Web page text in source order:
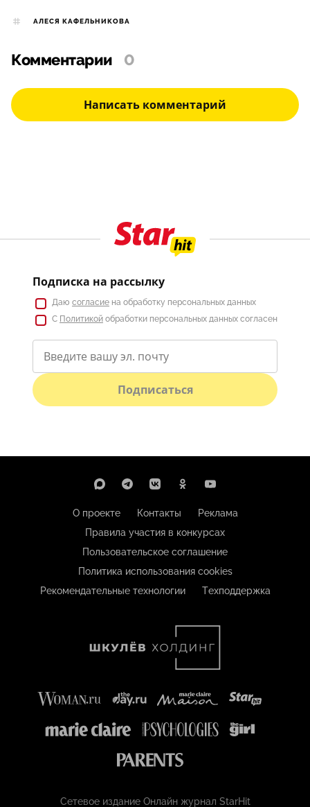
АЛЕСЯ КАФЕЛЬНИКОВА
Комментарии 0
Написать комментарий
Подписка на рассылку
Даю согласие на обработку персональных данных
С Политикой обработки персональных данных согласен
Подписаться
О проекте Контакты
Реклама
Правила участия в конкурсах
Пользовательское соглашение
Политика использования cookies
Рекомендательные технологии
Техподдержка
Сетевое издание Онлайн журнал StarHit